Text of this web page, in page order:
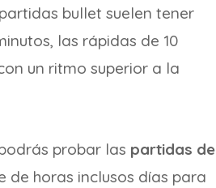
bullet suelen tener
las rápidas de 10
un ritmo superior a la
probar las partidas de
horas inclusos días para